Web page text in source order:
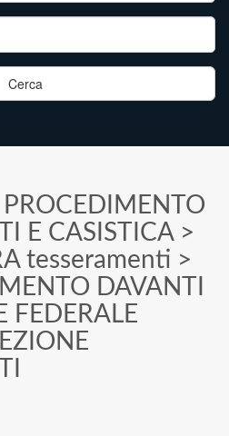
E CASISTICA>
tesseramenti >
DAVANTI
FEDERALE